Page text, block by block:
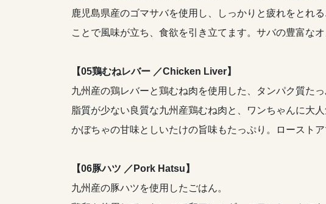
鹿児島県産のゴマサバを使用し、しっかりと疲れをとれ
ことで風味が立ち、食欲を引き立てます。サバの豊富な
【05鶏むねレバー ／Chicken Liver】
九州産の鶏レバーと鶏むね肉を使用した、タンパク質た
脂質が少ない良質な九州産鶏むね肉と、ワンちゃんに大
かぼちゃの甘味としいたけの旨味もたっぷり。ロースト
【06豚ハツ ／Pork Hatsu】
九州産の豚ハツを使用したごはん。